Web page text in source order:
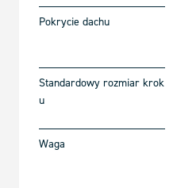
Pokrycie dachu
Standardowy rozmiar krok
u
Waga